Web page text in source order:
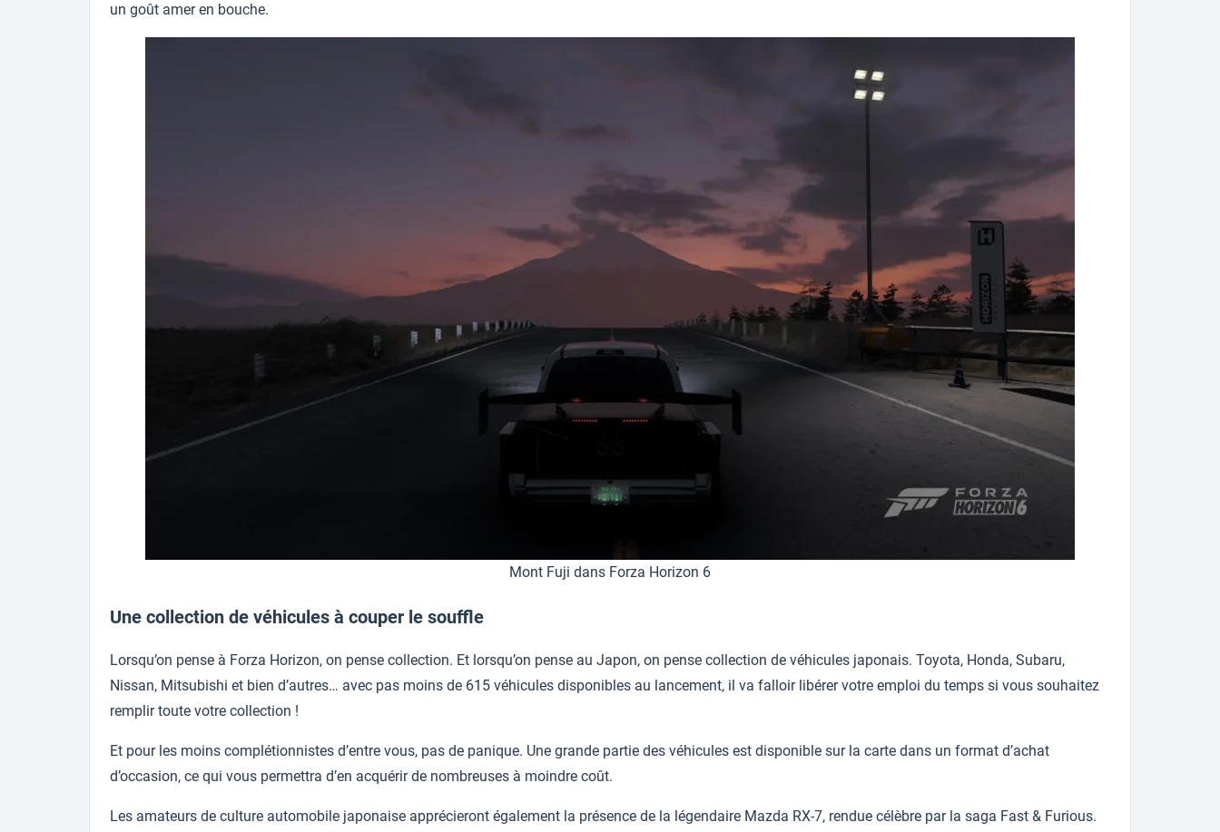
un goût amer en bouche.
Mont Fuji dans Forza Horizon 6
Une collection de véhicules à couper le souffle
Lorsqu’on pense à Forza Horizon, on pense collection. Et lorsqu’on pense au Japon, on pense collection de véhicules japonais. Toyota, Honda, Subaru,
Nissan, Mitsubishi et bien d’autres… avec pas moins de 615 véhicules disponibles au lancement, il va falloir libérer votre emploi du temps si vous souhaitez
remplir toute votre collection !
Et pour les moins complétionnistes d’entre vous, pas de panique. Une grande partie des véhicules est disponible sur la carte dans un format d’achat
d’occasion, ce qui vous permettra d’en acquérir de nombreuses à moindre coût.
Les amateurs de culture automobile japonaise apprécieront également la présence de la légendaire Mazda RX-7, rendue célèbre par la saga Fast & Furious.